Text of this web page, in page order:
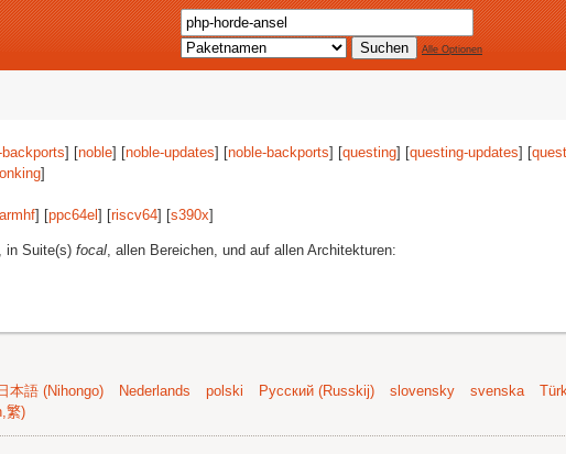
Alle Optionen
] [noble] [noble-updates] [noble-backports] [questing] [questing-updates] [
]
armhf] [ppc64el ] [riscv64] [s390x]
in Suite(s) focal, allen Bereichen, und auf allen Architekturen:
日本語 (Nihongo) Nederlands polski Русский (Russkij) slovensky svenska
繁)